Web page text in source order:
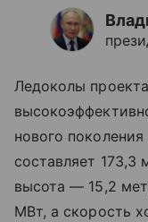
Ледоколы
нового
составляет
высота — 15,2
МВт, а скорость